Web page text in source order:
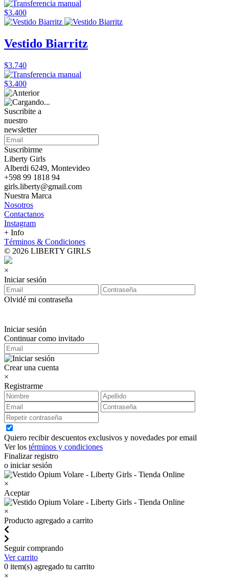
$3.400
Vestido Biarritz
$3.740
$3.400
Suscribite a
nuestro
newsletter
Suscribirme
Liberty Girls
Alberdi 6249, Montevideo
+598 99 1818 94
girls.liberty@gmail.com
Nuestra Marca
Nosotros
Contactanos
Instagram
+ Info
Términos & Condiciones
© 2026 LIBERTY GIRLS
×
Iniciar sesión
Olvidé mi contraseña
Iniciar sesión
Continuar como invitado
Crear una cuenta
×
Registrarme
Quiero recibir descuentos exclusivos y novedades por email
Ver los términos y condiciones
Finalizar registro
o iniciar sesión
×
Aceptar
×
Producto agregado a carrito
Seguir comprando
Ver carrito
0 item(s) agregado tu carrito
×